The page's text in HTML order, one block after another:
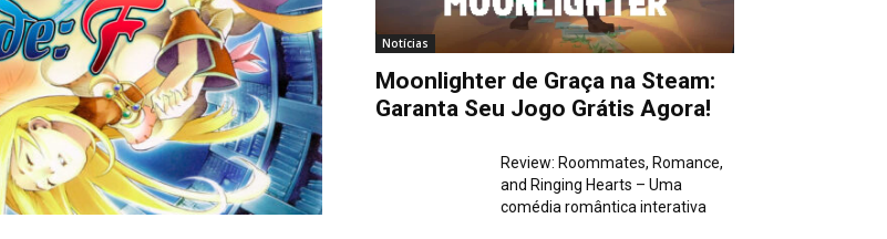
Notícias
Moonlighter de Graça na Steam:
Garanta Seu Jogo Grátis Agora!
Review: Roommates, Romance,
and Ringing Hearts – Uma
comédia romântica interativa